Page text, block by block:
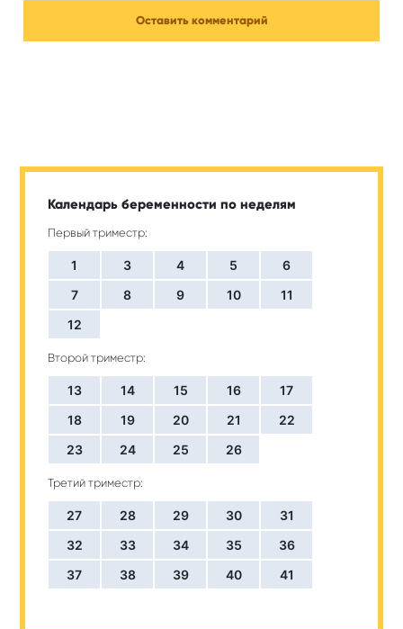
Календарь беременности по неделям
Первый триместр:
1 3 4 5
6
7
8 9 10
11
12
Второй триместр:
13 14 15 16
17
18
19 20 21
22
23
24 25 26
Третий триместр:
27 28 29 30
31
32
33 34 35
36
37
38 39 40 41